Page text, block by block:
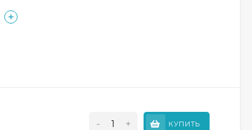
- + КУПИТЬ